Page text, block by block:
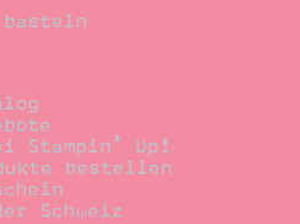
basteln
Stampin’ Up!
bestellen
Schweiz